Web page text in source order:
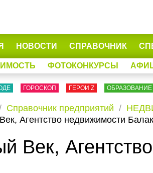
НОВОСТИ СПРАВОЧНИК
ФОТОКОНКУРСЫ
ГОРОСКОП ГЕРОИ Z ОБРАЗОВАНИЕ
Справочник предприятий
Агентство недвижимости
Век,